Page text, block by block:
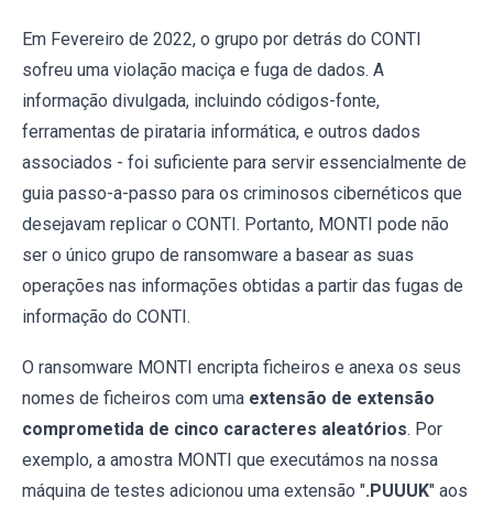
Em Fevereiro de 2022, o grupo por detrás do CONTI
sofreu uma violação maciça e fuga de dados. A
informação divulgada, incluindo códigos-fonte,
ferramentas de pirataria informática, e outros dados
associados - foi suficiente para servir essencialmente de
guia passo-a-passo para os criminosos cibernéticos que
desejavam replicar o CONTI. Portanto, MONTI pode não
ser o único grupo de ransomware a basear as suas
operações nas informações obtidas a partir das fugas de
informação do CONTI.
O ransomware MONTI encripta ficheiros e anexa os seus
nomes de ficheiros com uma extensão de extensão
comprometida de cinco caracteres aleatórios. Por
exemplo, a amostra MONTI que executámos na nossa
máquina de testes adicionou uma extensão ".PUUUK" aos